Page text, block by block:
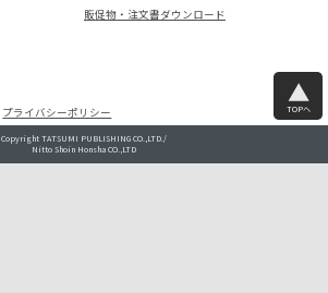
販促物・注文書ダウンロード
プライバシーポリシー TOPへ
Copyright TATSUMI PUBLISHING CO.,LTD./
Nitto Shoin Honsha CO.,LTD